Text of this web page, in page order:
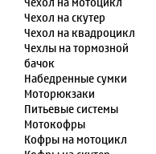
Чехол на скутер
Чехол на квадроцикл
Чехлы на тормозной
бачок
Набедренные сумки
Моторюкзаки
Питьевые системы
Мотокофры
Кофры на мотоцикл